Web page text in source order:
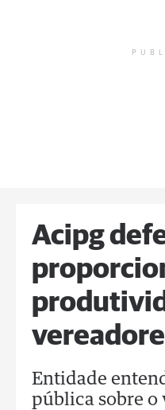
Acipg
Entidade
pública sobre o